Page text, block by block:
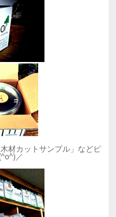
材カットサンプル」などピ
／